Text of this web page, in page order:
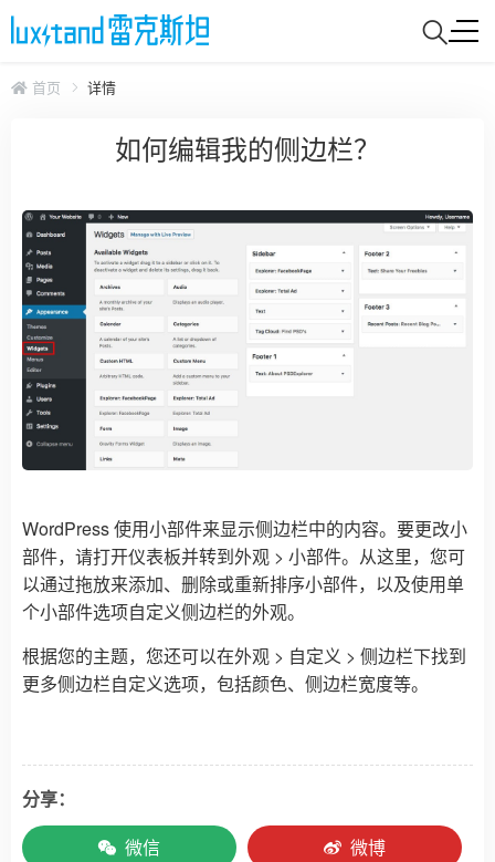
首页 详情
如何编辑我的侧边栏？
WordPress 使用小部件来显示侧边栏中的内容。要更改小
部件，请打开仪表板并转到外观 > 小部件。从这里，您可
以通过拖放来添加、删除或重新排序小部件，以及使用单
个小部件选项自定义侧边栏的外观。
根据您的主题，您还可以在外观 > 自定义 > 侧边栏下找到
更多侧边栏自定义选项，包括颜色、侧边栏宽度等。
分享：
微信
微博